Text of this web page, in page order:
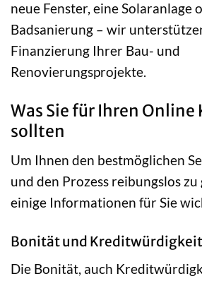
neue Fenster, eine Solaranlage
Badsanierung – wir
Finanzierung Ihrer Bau- und
Renovierungsprojekte.
Was Sie für Ihren Online
sollten
Um Ihnen den bestmöglichen
und den Prozess reibungslos
einige Informationen für Sie
Bonität und Kreditwürdigkeit
Die Bonität, auch